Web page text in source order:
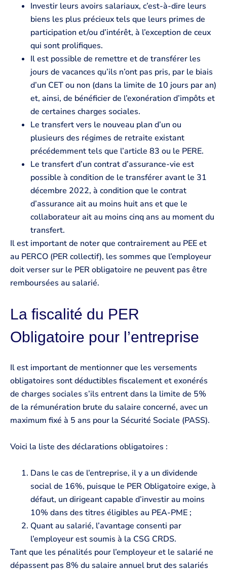
Investir leurs avoirs salariaux, c’est-à-dire leurs
biens les plus précieux tels que leurs primes de
participation et/ou d’intérêt, à l’exception de ceux
qui sont prolifiques.
Il est possible de remettre et de transférer les
jours de vacances qu’ils n’ont pas pris, par le biais
d’un CET ou non (dans la limite de 10 jours par an)
et, ainsi, de bénéficier de l’exonération d’impôts et
de certaines charges sociales.
Le transfert vers le nouveau plan d’un ou
plusieurs des régimes de retraite existant
précédemment tels que l’article 83 ou le PERE.
Le transfert d’un contrat d’assurance-vie est
possible à condition de le transférer avant le 31
décembre 2022, à condition que le contrat
d’assurance ait au moins huit ans et que le
collaborateur ait au moins cinq ans au moment du
transfert.
Il est important de noter que contrairement au PEE et
au PERCO (PER collectif), les sommes que l’employeur
doit verser sur le PER obligatoire ne peuvent pas être
remboursées au salarié.
La fiscalité du PER
Obligatoire pour l’entreprise
Il est important de mentionner que les versements
obligatoires sont déductibles fiscalement et exonérés
de charges sociales s’ils entrent dans la limite de 5%
de la rémunération brute du salaire concerné, avec un
maximum fixé à 5 ans pour la Sécurité Sociale (PASS).
Voici la liste des déclarations obligatoires :
Dans le cas de l’entreprise, il y a un dividende
social de 16%, puisque le PER Obligatoire exige, à
défaut, un dirigeant capable d’investir au moins
10% dans des titres éligibles au PEA-PME ;
Quant au salarié, l’avantage consenti par
l’employeur est soumis à la CSG CRDS.
Tant que les pénalités pour l’employeur et le salarié ne
dépassent pas 8% du salaire annuel brut des salariés